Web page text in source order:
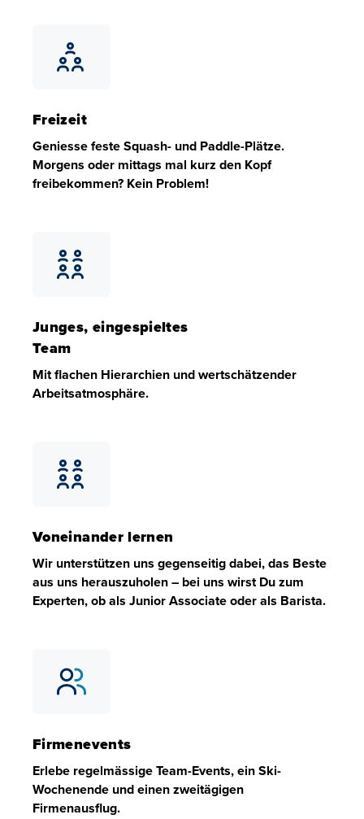
Freizeit
Geniesse feste Squash- und Paddle-Plätze.
Morgens oder mittags mal kurz den Kopf
freibekommen? Kein Problem!
Geniesse feste Squash- und Paddle-Plätze. Morgens
Junges, eingespieltes
Team
Mit flachen Hierarchien und wertschätzender
Arbeitsatmosphäre.
Mit flachen Hierarchien und wertschätzender
Voneinander lernen
Wir unterstützen uns gegenseitig dabei, das Beste
aus uns herauszuholen – bei uns wirst Du zum
Experten, ob als Junior Associate oder als Barista.
Wir unterstützen uns gegenseitig dabei, das Beste
Firmenevents
Erlebe regelmässige Team-Events, ein Ski-
Wochenende und einen zweitägigen
Firmenausflug.